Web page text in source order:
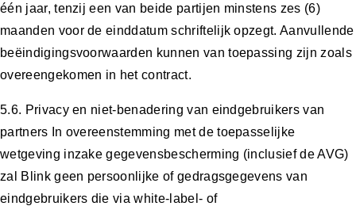
één jaar, tenzij een van beide partijen minstens zes (6)
maanden voor de einddatum schriftelijk opzegt. Aanvullende
beëindigingsvoorwaarden kunnen van toepassing zijn zoals
overeengekomen in het contract.
5.6. Privacy en niet-benadering van eindgebruikers van
partners In overeenstemming met de toepasselijke
wetgeving inzake gegevensbescherming (inclusief de AVG)
zal Blink geen persoonlijke of gedragsgegevens van
eindgebruikers die via white-label- of